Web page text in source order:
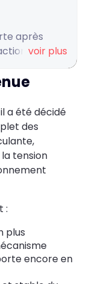
après
réglage
voir plus
a été décidé
des
tension
:
plus
encore en